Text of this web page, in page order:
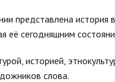
представлена история
её сегодняшним
историей,
слова.